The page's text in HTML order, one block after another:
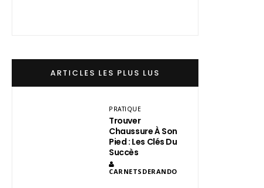
ARTICLES LES PLUS LUS
PRATIQUE
Trouver
Chaussure À Son
Pied : Les Clés Du
Succès
CARNETSDERANDO